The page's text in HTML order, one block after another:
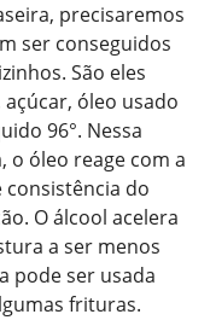
precisaremos
ser conseguidos
São eles
óleo usado
96°. Nessa
o óleo reage com a
consistência do
O álcool acelera
a ser menos
pode ser usada
frituras.